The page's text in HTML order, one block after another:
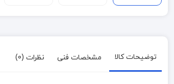
توضیحات کالا مشخصات فنی نظرات (0)